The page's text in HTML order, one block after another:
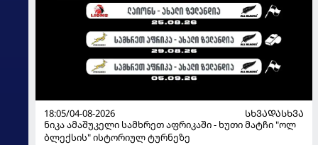
18:05/04-08-2026
ᲡᲮᲕᲐᲓᲐᲡᲮᲕᲐ
ნიკა ამაშუკელი სამხრეთ აფრიკაში - ხუთი მატჩი "ოლ
ბლექსის" ისტორიულ ტურნეზე